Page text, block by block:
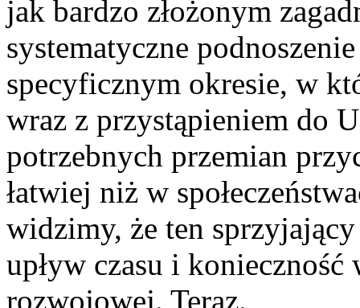
jak bardzo złożonym
systematyczne
specyficznym okresie, w
wraz z przystąpieniem do
potrzebnych przemian
łatwiej niż w
widzimy, że ten
upływ czasu i konieczność
rozwojowej. Teraz.